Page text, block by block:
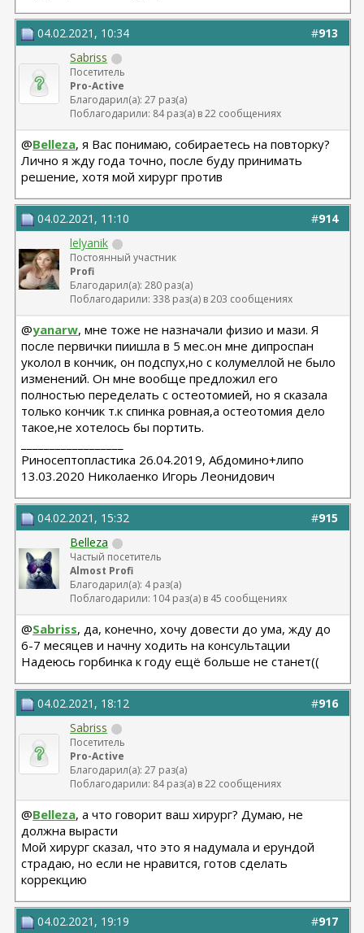
#913
04.02.2021, 10:34
Sabriss
Посетитель
Pro-Active
Благодарил(а): 27 раз(а)
Поблагодарили: 84 раз(а) в 22 сообщениях
@Belleza, я Вас понимаю, собираетесь на повторку?
Лично я жду года точно, после буду принимать
решение, хотя мой хирург против
#914
04.02.2021, 11:10
lelyanik
Постоянный участник
Profi
Благодарил(а): 280 раз(а)
Поблагодарили: 338 раз(а) в 203 сообщениях
@yanarw, мне тоже не назначали физио и мази. Я
после первички пиишла в 5 мес.он мне дипроспан
уколол в кончик, он подспух,но с колумеллой не было
изменений. Он мне вообще предложил его
полностью переделать с остеотомией, но я сказала
только кончик т.к спинка ровная,а остеотомия дело
такое,не хотелось бы портить.
Риносептопластика 26.04.2019, Абдомино+липо
13.03.2020 Николаенко Игорь Леонидович
#915
04.02.2021, 15:32
Belleza
Частый посетитель
Almost Profi
Благодарил(а): 4 раз(а)
Поблагодарили: 104 раз(а) в 45 сообщениях
@Sabriss, да, конечно, хочу довести до ума, жду до
6-7 месяцев и начну ходить на консультации
Надеюсь горбинка к году ещё больше не станет((
#916
04.02.2021, 18:12
Sabriss
Посетитель
Pro-Active
Благодарил(а): 27 раз(а)
Поблагодарили: 84 раз(а) в 22 сообщениях
@Belleza, а что говорит ваш хирург? Думаю, не
должна вырасти
Мой хирург сказал, что это я надумала и ерундой
страдаю, но если не нравится, готов сделать
коррекцию
#917
04.02.2021, 19:19